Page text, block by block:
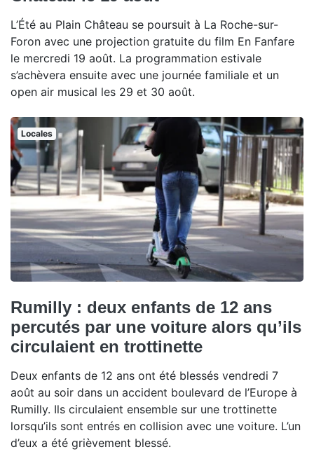
L’Été au Plain Château se poursuit à La Roche-sur-
Foron avec une projection gratuite du film En Fanfare
le mercredi 19 août. La programmation estivale
s’achèvera ensuite avec une journée familiale et un
open air musical les 29 et 30 août.
Locales
Rumilly : deux enfants de 12 ans
percutés par une voiture alors qu’ils
circulaient en trottinette
Deux enfants de 12 ans ont été blessés vendredi 7
août au soir dans un accident boulevard de l’Europe à
Rumilly. Ils circulaient ensemble sur une trottinette
lorsqu’ils sont entrés en collision avec une voiture. L’un
d’eux a été grièvement blessé.